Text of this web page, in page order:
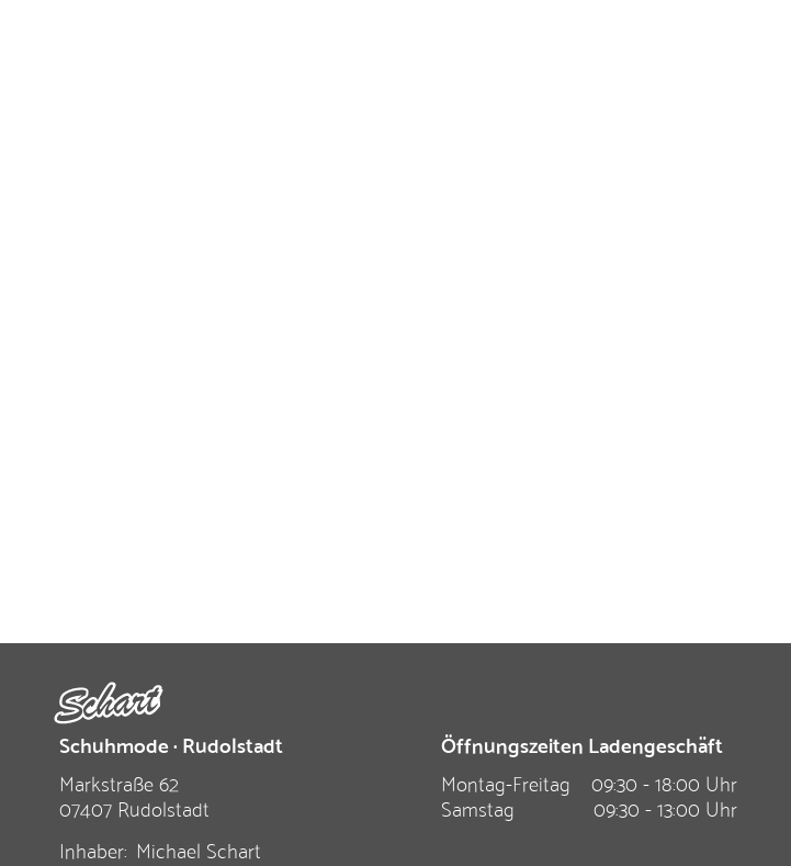
Schuhmode · Rudolstadt
Markstraße 62
07407 Rudolstadt
Inhaber: Michael Schart
Öffnungszeiten Ladengeschäft
Montag-Freitag
09:30 - 18:00 Uhr
Samstag 09:30 - 13:00 Uhr